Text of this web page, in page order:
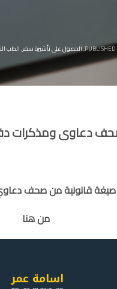
PUBLISHED
,الحصول على تأشيرة سفر,الطب
( صحف دعاوى
من هنا